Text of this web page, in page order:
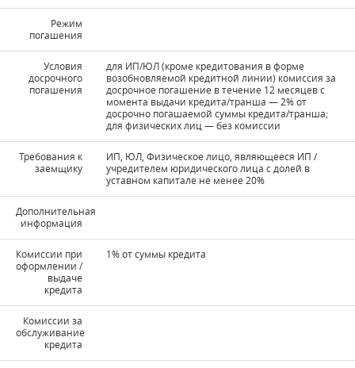
Режим
погашения
Условия
досрочного
погашения
для ИП/ЮЛ (кроме кредитования в форме
возобновляемой кредитной линии) комиссия за
досрочное погашение в течение 12 месяцев с
момента выдачи кредита/транша — 2% от
досрочно погашаемой суммы кредита/транша;
для физических лиц — без комиссии
Требования к
заемщику
ИП, ЮЛ, Физическое лицо, являющееся ИП /
учредителем юридического лица с долей в
уставном капитале не менее 20%
Дополнительная
информация
Комиссии при
оформлении /
выдаче
кредита
1% от суммы кредита
Комиссии за
обслуживание
кредита